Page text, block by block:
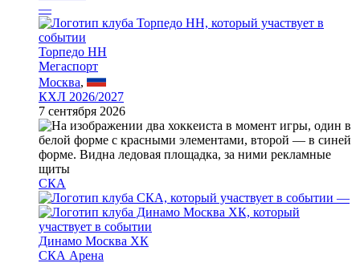
—
Торпедо НН
Мегаспорт
Москва,
КХЛ 2026/2027
7 сентября 2026
СКА
—
Динамо Москва ХК
СКА Арена